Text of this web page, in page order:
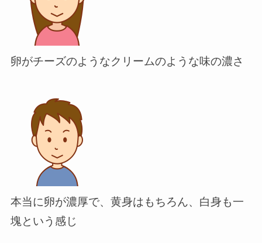
卵がチーズのようなクリームのような味の濃さ
本当に卵が濃厚で、黄身はもちろん、白身も一
塊という感じ